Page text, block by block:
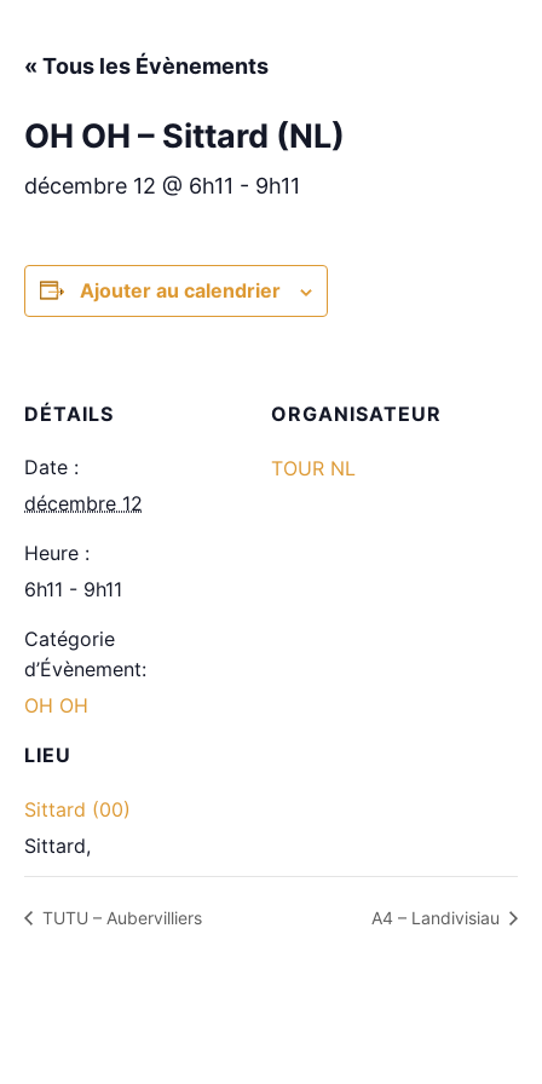
« Tous les Évènements
OH OH – Sittard (NL)
décembre 12 @ 6h11 - 9h11
Ajouter au calendrier
DÉTAILS
Date :
décembre 12
Heure :
6h11 - 9h11
Catégorie
d’Évènement:
OH OH
LIEU
Sittard (00)
Sittard,
ORGANISATEUR
TOUR NL
TUTU – Aubervilliers A4 – Landivisiau